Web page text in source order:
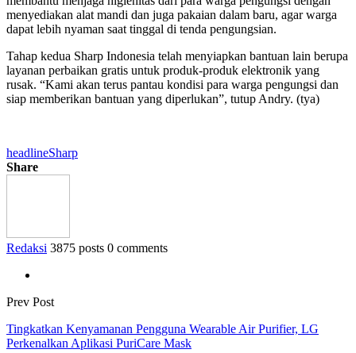
menyediakan alat mandi dan juga pakaian dalam baru, agar warga
dapat lebih nyaman saat tinggal di tenda pengungsian.
Tahap kedua Sharp Indonesia telah menyiapkan bantuan lain berupa
layanan perbaikan gratis untuk produk-produk elektronik yang
rusak. “Kami akan terus pantau kondisi para warga pengungsi dan
siap memberikan bantuan yang diperlukan”, tutup Andry. (tya)
headlineSharp
Share
Redaksi 3875 posts 0 comments
Prev Post
Tingkatkan Kenyamanan Pengguna Wearable Air Purifier, LG
Perkenalkan Aplikasi PuriCare Mask